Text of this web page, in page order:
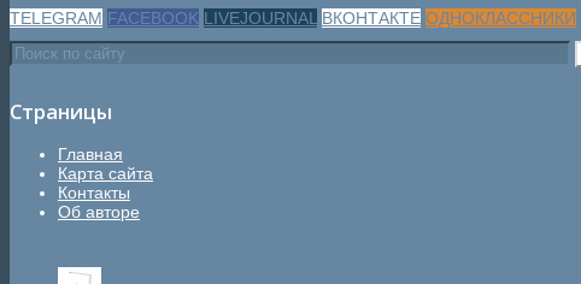
TELEGRAM FACEBOOK LIVEJOURNAL ВКОНТАКТЕ ОДНОКЛАССНИКИ
Страницы
Главная
Карта сайта
Контакты
Об авторе